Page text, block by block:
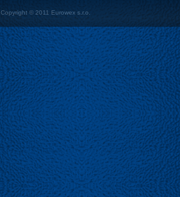
Copyright © 2011 Eurowex s.r.o.